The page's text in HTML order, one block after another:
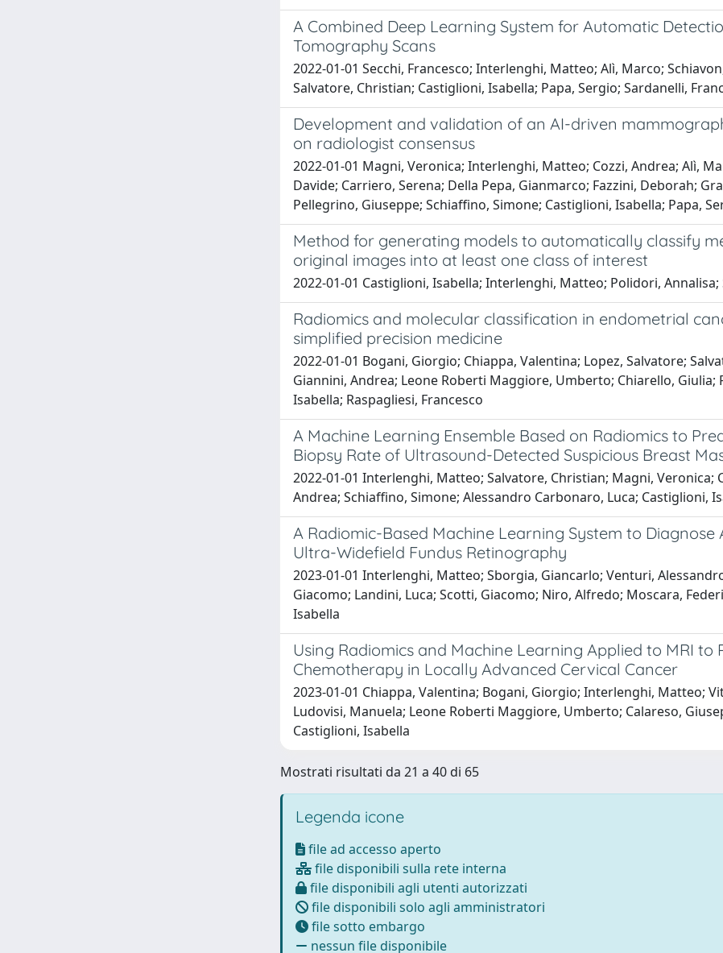
A Combined Deep Learning System for Automatic
Tomography Scans
2022-01-01 Secchi, Francesco; Interlenghi, Matteo; Alì, Marco;
Salvatore, Christian; Castiglioni, Isabella; Papa, Sergio; Sardanelli,
Development and validation of an AI-driven
on radiologist consensus
2022-01-01 Magni, Veronica; Interlenghi, Matteo; Cozzi, Andrea; Alì,
Davide; Carriero, Serena; Della Pepa, Gianmarco; Fazzini, Deborah;
Pellegrino, Giuseppe; Schiaffino, Simone; Castiglioni, Isabella; Papa,
Method for generating models to automatically classify
original images into at least one class of interest
2022-01-01 Castiglioni, Isabella; Interlenghi, Matteo; Polidori,
Radiomics and molecular classification in endometrial
simplified precision medicine
2022-01-01 Bogani, Giorgio; Chiappa, Valentina; Lopez, Salvatore;
Giannini, Andrea; Leone Roberti Maggiore, Umberto; Chiarello, Giulia;
Isabella; Raspagliesi, Francesco
A Machine Learning Ensemble Based on Radiomics to
Biopsy Rate of Ultrasound-Detected Suspicious Breast
2022-01-01 Interlenghi, Matteo; Salvatore, Christian; Magni, Veronica;
Andrea; Schiaffino, Simone; Alessandro Carbonaro, Luca; Castiglioni,
A Radiomic-Based Machine Learning System to
Ultra-Widefield Fundus Retinography
2023-01-01 Interlenghi, Matteo; Sborgia, Giancarlo; Venturi,
Giacomo; Landini, Luca; Scotti, Giacomo; Niro, Alfredo; Moscara,
Isabella
Using Radiomics and Machine Learning Applied to MRI
Chemotherapy in Locally Advanced Cervical Cancer
2023-01-01 Chiappa, Valentina; Bogani, Giorgio; Interlenghi, Matteo;
Ludovisi, Manuela; Leone Roberti Maggiore, Umberto; Calareso,
Castiglioni, Isabella
Mostrati risultati da 21 a 40 di 65
Legenda icone
file ad accesso aperto
file disponibili sulla rete interna
file disponibili agli utenti autorizzati
file disponibili solo agli amministratori
file sotto embargo
nessun file disponibile